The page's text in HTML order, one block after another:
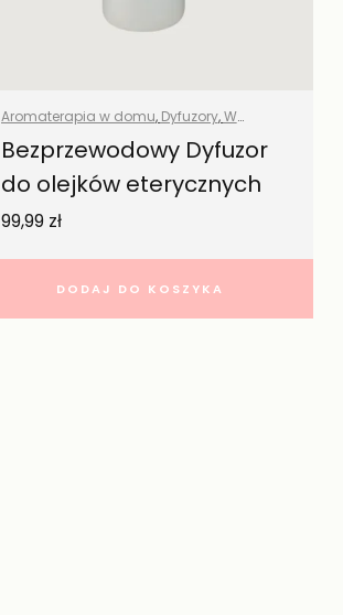
Aromaterapia w domu, Dyfuzory,W
podróży
Wszystkie produkty
Bezprzewodowy Dyfuzor
do olejków eterycznych
99,99 zł
DODAJ DO KOSZYKA